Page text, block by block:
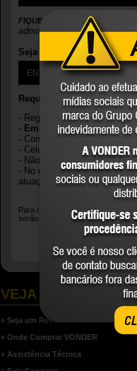
FIQUE ATENTO!
A OVD não
admissionais e nem exige
Seja um Representante
ENVIE SEU CURRÍCULO
Requisitos para ser um
- Registro no Conselho
- Empresa de
- Condução própria (carro ou
- Celular;
- Não ter vínculo
- No currículo incluir as
atuação.
Para registro do seu interesse
serão utilizados para a finalidade
VEJA OS TÓPICOS
» Seja um Revendedor VONDER
» Onde Comprar VONDER
» Assistência Técnica